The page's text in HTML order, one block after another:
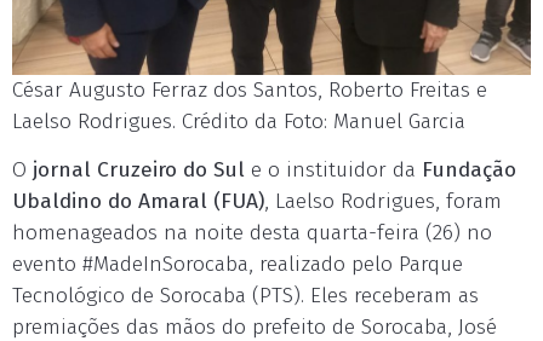
César Augusto Ferraz dos Santos, Roberto Freitas e
Laelso Rodrigues. Crédito da Foto: Manuel Garcia
O jornal Cruzeiro do Sul e o instituidor da Fundação
Ubaldino do Amaral (FUA), Laelso Rodrigues, foram
homenageados na noite desta quarta-feira (26) no
evento #MadeInSorocaba, realizado pelo Parque
Tecnológico de Sorocaba (PTS). Eles receberam as
premiações das mãos do prefeito de Sorocaba, José